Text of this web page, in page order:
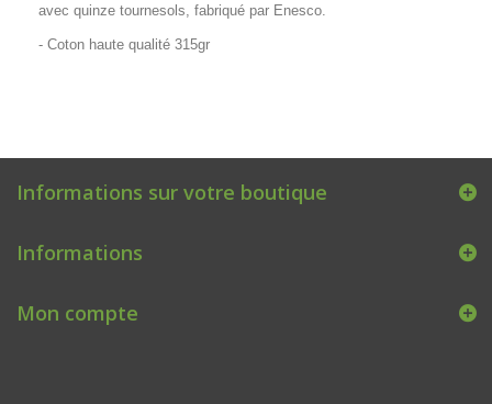
avec quinze tournesols, fabriqué par Enesco.
- Coton haute qualité 315gr
Informations sur votre boutique
Informations
Mon compte